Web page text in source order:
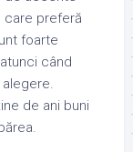
care preferă
foarte
când
de ani buni